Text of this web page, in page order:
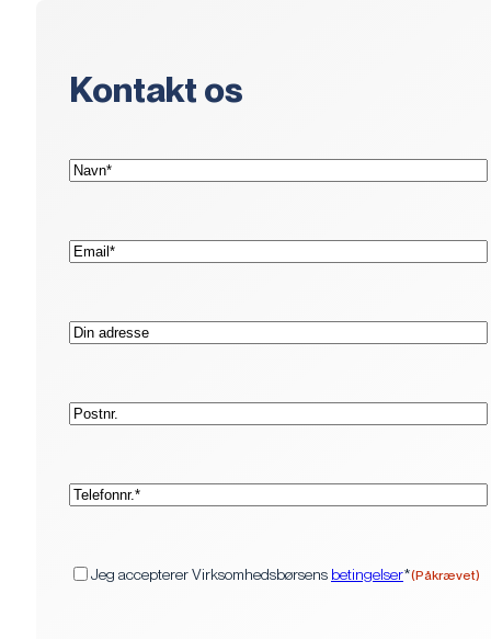
Kontakt os
Navn*
E-
mail*
Adresse
Postnr.
Telefon*
Jeg accepterer Virksomhedsbørsens betingelser*(Påkrævet)